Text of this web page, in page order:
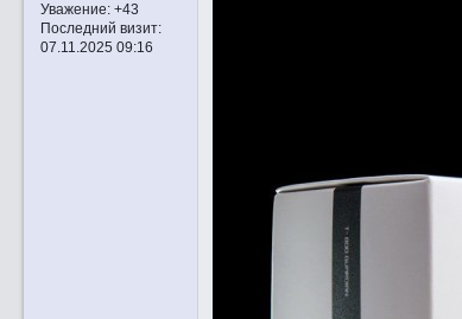
Уважение: +43
Последний визит:
07.11.2025 09:16